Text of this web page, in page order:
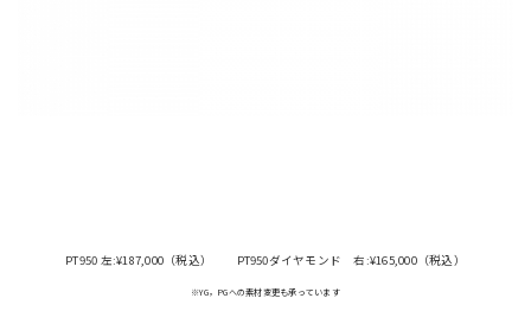
PT950 左:¥187,000（税込） PT950ダイヤモンド 右:¥165,000（税込）
※YG，PGへの素材変更も承っています